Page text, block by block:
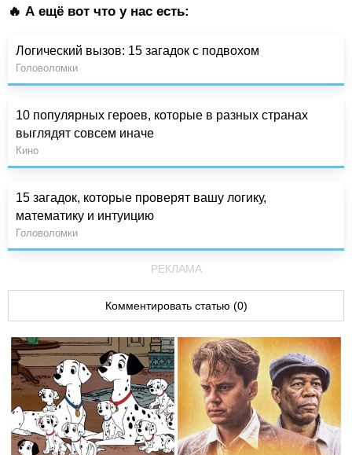
🔥 А ещё вот что у нас есть:
Логический вызов: 15 загадок с подвохом
Головоломки
10 популярных героев, которые в разных странах
выглядят совсем иначе
Кино
15 загадок, которые проверят вашу логику,
математику и интуицию
Головоломки
РЕКЛАМА
Комментировать статью (0)